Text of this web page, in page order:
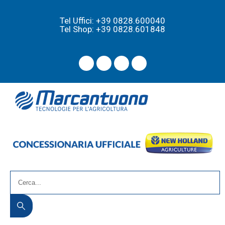
Tel Uffici: +39 0828.600040
Tel Shop: +39 0828.601848